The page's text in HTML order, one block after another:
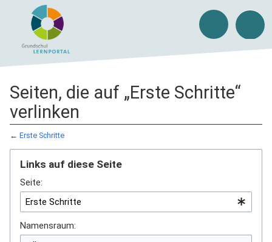
Seiten, die auf „Erste Schritte“
verlinken
← Erste Schritte
Links auf diese Seite
Seite:
Namensraum: